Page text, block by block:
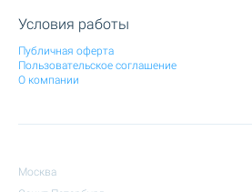
Условия работы
Публичная оферта
Пользовательское соглашение
О компании
Москва